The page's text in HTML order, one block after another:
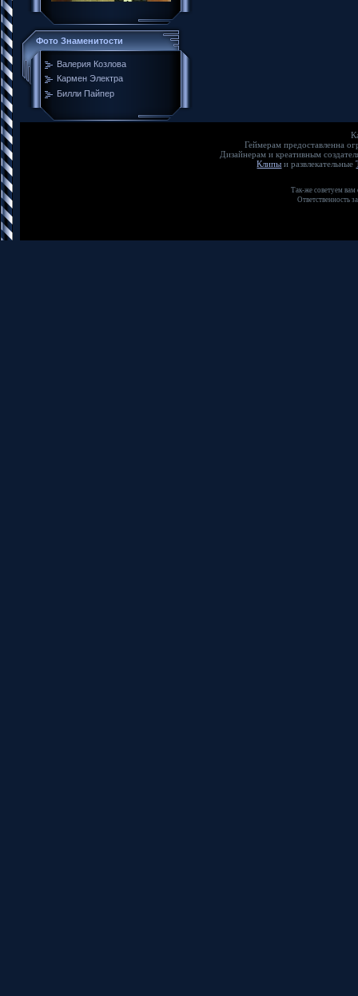
Фото Знаменитости
Валерия Козлова
Кармен Электра
Билли Пайпер
Геймерам предоставленна
Дизайнерам и креативным
Клипы и развлекательные
Так-же советуем
Ответственность